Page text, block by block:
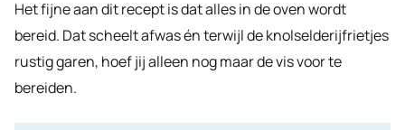
Het fijne aan dit recept is dat alles in de oven wordt
bereid. Dat scheelt afwas én terwijl de knolselderijfrietjes
rustig garen, hoef jij alleen nog maar de vis voor te
bereiden.